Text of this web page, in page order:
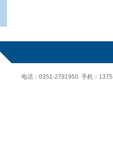
电话： 0351-2781950 手机：